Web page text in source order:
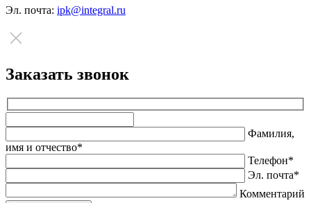
Эл. почта: ipk@integral.ru
Заказать звонок
это
поле
пустым.
Фамилия,
имя и отчество*
Телефон*
Эл. почта*
Комментарий